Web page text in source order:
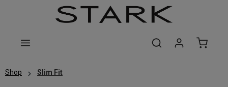
Zum Hauptinhalt springen
Shop Slim Fit